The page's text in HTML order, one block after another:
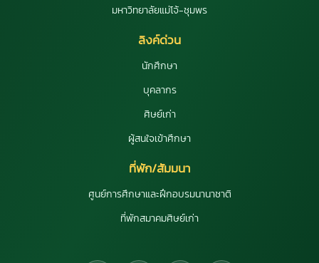
มหาวิทยาลัยแม่โจ้-ชุมพร
ลิงค์ด่วน
นักศึกษา
บุคลากร
ศิษย์เก่า
ผู้สนใจเข้าศึกษา
ที่พัก/สัมมนา
ศูนย์การศึกษาและฝึกอบรมนานาชาติ
ที่พักสมาคมศิษย์เก่า